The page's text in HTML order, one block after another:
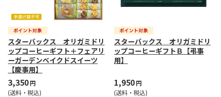
スターバックス オリガミドリ
ップコーヒーギフト＋フェアリ
ーガーデンベイクドスイーツ
【慶事用】
3,350円
(送料・税込)
スターバックス オリガミドリ
ップコーヒーギフトＢ【弔事
用】
1,950円
(送料・税込)